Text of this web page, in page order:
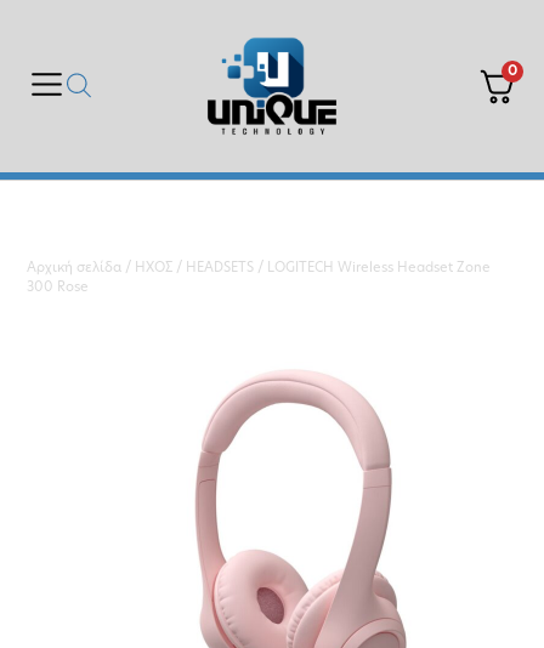
0
Αρχική σελίδα / ΗΧΟΣ / HEADSETS / LOGITECH Wireless Headset Zone
300 Rose